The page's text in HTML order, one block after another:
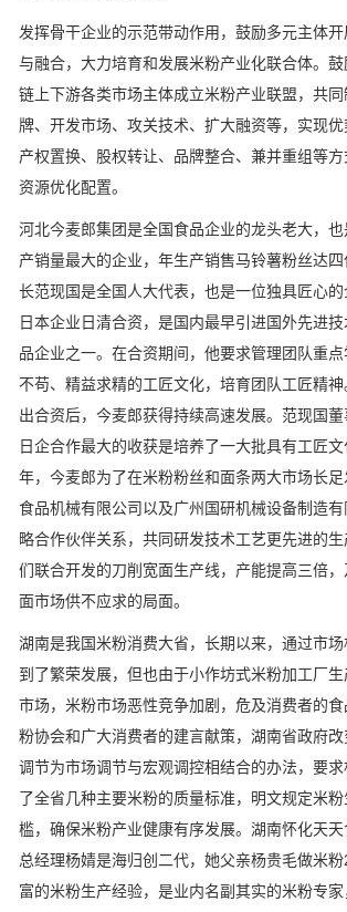
发挥骨干企业的示范带动作用，鼓励多元主体
与融合，大力培育和发展米粉产业化联合体。
链上下游各类市场主体成立米粉产业联盟，共
牌、开发市场、攻关技术、扩大融资等，实现
产权置换、股权转让、品牌整合、兼并重组等
资源优化配置。
河北今麦郎集团是全国食品企业的龙头老大，
产销量最大的企业，年生产销售马铃薯粉丝达
长范现国是全国人大代表，也是一位独具匠心
日本企业日清合资，是国内最早引进国外先进
品企业之一。在合资期间，他要求管理团队重
不苟、精益求精的工匠文化，培育团队工匠精
出合资后，今麦郎获得持续高速发展。范现国
日企合作最大的收获是培养了一大批具有工匠
年，今麦郎为了在米粉粉丝和面条两大市场长
食品机械有限公司以及广州国研机械设备制造
略合作伙伴关系，共同研发技术工艺更先进的
们联合开发的刀削宽面生产线，产能提高三倍
面市场供不应求的局面。
湖南是我国米粉消费大省，长期以来，通过市
到了繁荣发展，但也由于小作坊式米粉加工厂
市场，米粉市场恶性竞争加剧，危及消费者的
粉协会和广大消费者的建言献策，湖南省政府
调节为市场调节与宏观调控相结合的办法，要
了全省几种主要米粉的质量标准，明文规定米
槛，确保米粉产业健康有序发展。湖南怀化天
总经理杨婧是海归创二代，她父亲杨贵毛做米
富的米粉生产经验，是业内名副其实的米粉专